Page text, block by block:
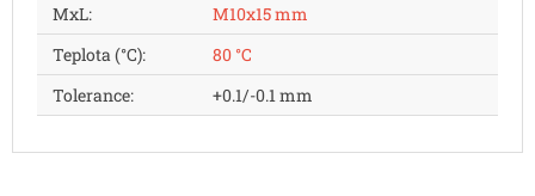
MxL:
M10x15 mm
Teplota (°C):
80 °C
Tolerance: +0.1/-0.1 mm